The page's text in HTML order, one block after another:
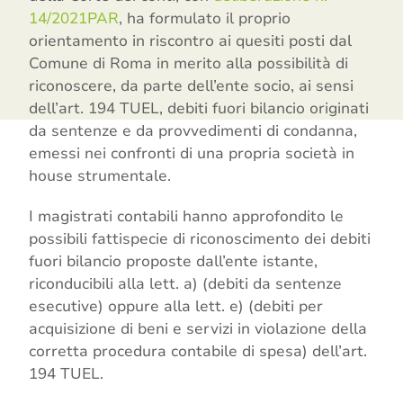
14/2021PAR, ha formulato il proprio
orientamento in riscontro ai quesiti posti dal
Comune di Roma in merito alla possibilità di
riconoscere, da parte dell’ente socio, ai sensi
dell’art. 194 TUEL, debiti fuori bilancio originati
da sentenze e da provvedimenti di condanna,
emessi nei confronti di una propria società in
house strumentale.
I magistrati contabili hanno approfondito le
possibili fattispecie di riconoscimento dei debiti
fuori bilancio proposte dall’ente istante,
riconducibili alla lett. a) (debiti da sentenze
esecutive) oppure alla lett. e) (debiti per
acquisizione di beni e servizi in violazione della
corretta procedura contabile di spesa) dell’art.
194 TUEL.